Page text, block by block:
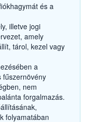
és a
illetve jogi
amely
tárol, kezel vagy
a
fűszernövény
nem
forgalmazás.
folyamatában